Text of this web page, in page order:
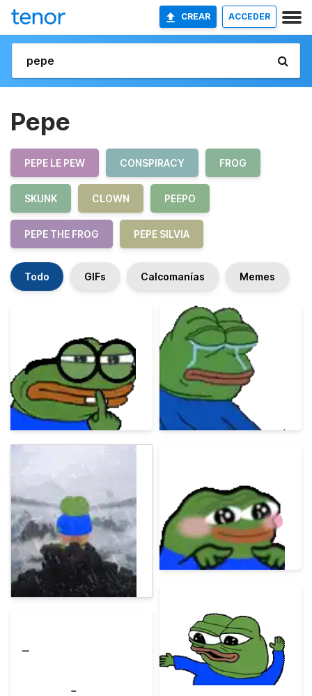
CREAR ACCEDER
Pepe
PEPE LE PEW CONSPIRACY FROG
SKUNK CLOWN PEEPO
PEPE THE FROG PEPE SILVIA
Todo GIFs Calcomanías Memes